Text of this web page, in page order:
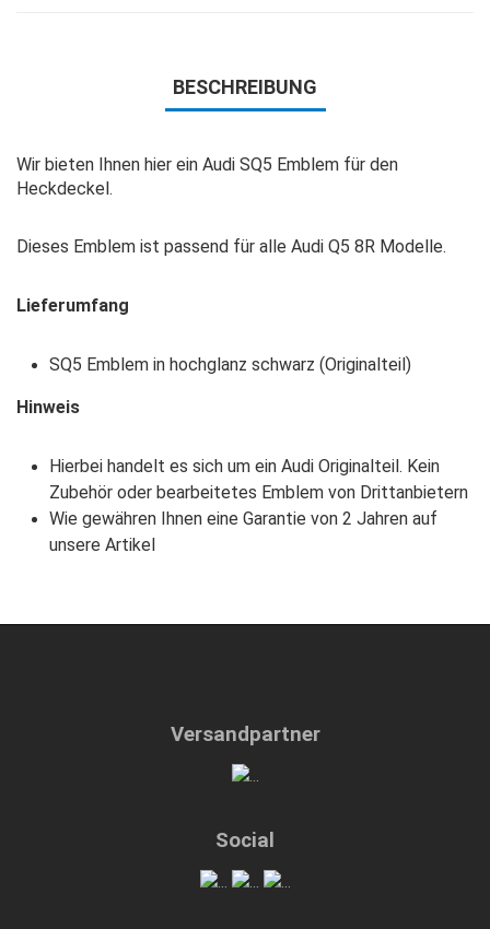
BESCHREIBUNG
Wir bieten Ihnen hier ein Audi SQ5 Emblem für den
Heckdeckel.
Dieses Emblem ist passend für alle Audi Q5 8R Modelle.
Lieferumfang
SQ5 Emblem in hochglanz schwarz (Originalteil)
Hinweis
Hierbei handelt es sich um ein Audi Originalteil. Kein
Zubehör oder bearbeitetes Emblem von Drittanbietern
Wie gewähren Ihnen eine Garantie von 2 Jahren auf
unsere Artikel
Versandpartner
Social